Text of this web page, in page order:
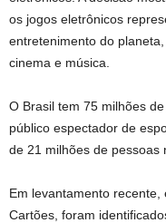
os jogos eletrônicos
entretenimento do
cinema e música.
O Brasil tem 75 milhões de
público espectador de
de 21 milhões de pessoas
Em levantamento
Cartões, foram